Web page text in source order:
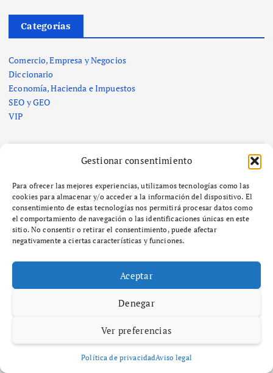
Gestionar consentimiento
Para ofrecer las mejores experiencias, utilizamos tecnologías como las
cookies para almacenar y/o acceder a la información del dispositivo. El
consentimiento de estas tecnologías nos permitirá procesar datos como
el comportamiento de navegación o las identificaciones únicas en este
sitio. No consentir o retirar el consentimiento, puede afectar
negativamente a ciertas características y funciones.
Aceptar
Denegar
Ver preferencias
Política de privacidadAviso legal
Categorías
Comercio, Empresa y Negocios
Diccionario
Economía, Hacienda e Impuestos
SEO y GEO
VIP